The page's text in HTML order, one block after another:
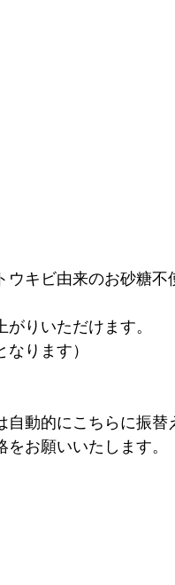
キビ由来のお砂糖不
りいただけます。
ります）
動的にこちらに振替
お願いいたします。